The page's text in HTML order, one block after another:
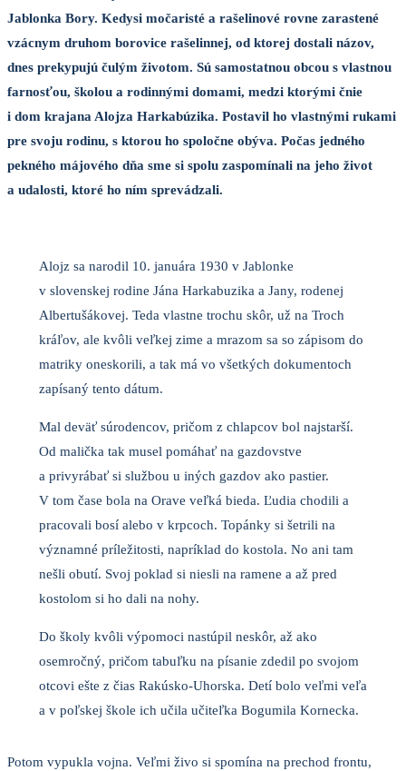
Jablonka Bory. Kedysi močaristé a rašelinové rovne zarastené
vzácnym druhom borovice rašelinnej, od ktorej dostali názov,
dnes prekypujú čulým životom. Sú samostatnou obcou s vlastnou
farnosťou, školou a rodinnými domami, medzi ktorými čnie
i dom krajana Alojza Harkabúzika. Postavil ho vlastnými rukami
pre svoju rodinu, s ktorou ho spoločne obýva. Počas jedného
pekného májového dňa sme si spolu zaspomínali na jeho život
a udalosti, ktoré ho ním sprevádzali.
Alojz sa narodil 10. januára 1930 v Jablonke
v slovenskej rodine Jána Harkabuzika a Jany, rodenej
Albertušákovej. Teda vlastne trochu skôr, už na Troch
kráľov, ale kvôli veľkej zime a mrazom sa so zápisom do
matriky oneskorili, a tak má vo všetkých dokumentoch
zapísaný tento dátum.
Mal deväť súrodencov, pričom z chlapcov bol najstarší.
Od malička tak musel pomáhať na gazdovstve
a privyrábať si službou u iných gazdov ako pastier.
V tom čase bola na Orave veľká bieda. Ľudia chodili a
pracovali bosí alebo v krpcoch. Topánky si šetrili na
významné príležitosti, napríklad do kostola. No ani tam
nešli obutí. Svoj poklad si niesli na ramene a až pred
kostolom si ho dali na nohy.
Do školy kvôli výpomoci nastúpil neskôr, až ako
osemročný, pričom tabuľku na písanie zdedil po svojom
otcovi ešte z čias Rakúsko-Uhorska. Detí bolo veľmi veľa
a v poľskej škole ich učila učiteľka Bogumila Kornecka.
Potom vypukla vojna. Veľmi živo si spomína na prechod frontu,